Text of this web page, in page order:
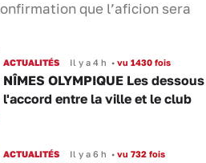
que l’aficion sera
ACTUALITÉS Il y a 4 h •vu 1430 fois
NÎMES OLYMPIQUE Les
l'accord entre la ville et le club
ACTUALITÉS Il y a 6 h •vu 732 fois